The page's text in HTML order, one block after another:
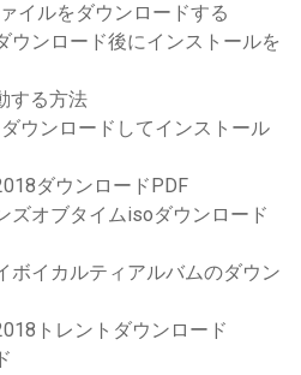
イルをダウンロードする
ウンロード後にインストールを
する方法
ウンロードしてインストール
ダウンロードPDF
ズオブタイムisoダウンロード
ボイカルティアルバムのダウン
トレントダウンロード